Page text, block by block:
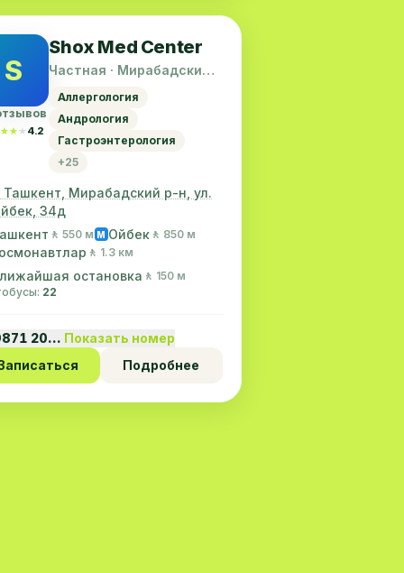
S
4.2
Shox Med Center
Частная · Мирабадский
Аллергология
Андрология
Гастроэнтерология
+25
Ташкент, Мирабадский р-н, ул.
34д
🚶 550 м M Ойбек 🚶 850 м
🚶 1.3 км
остановка 🚶 150 м
22
20… Показать номер
Подробнее